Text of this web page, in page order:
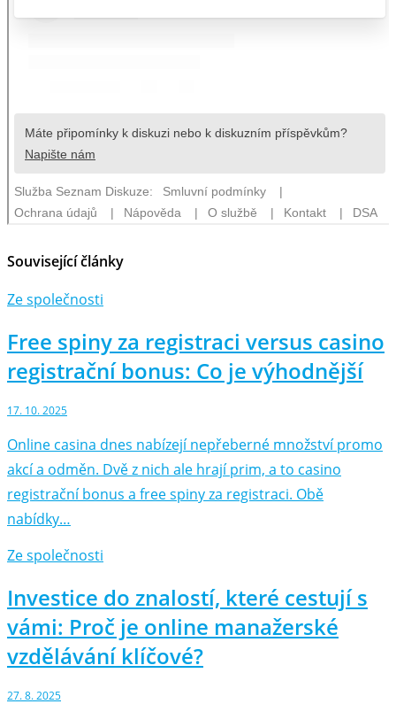
Související články
Ze společnosti
Free spiny za registraci versus casino
registrační bonus: Co je výhodnější
17. 10. 2025
Online casina dnes nabízejí nepřeberné množství promo
akcí a odměn. Dvě z nich ale hrají prim, a to casino
registrační bonus a free spiny za registraci. Obě
nabídky…
Ze společnosti
Investice do znalostí, které cestují s
vámi: Proč je online manažerské
vzdělávání klíčové?
27. 8. 2025